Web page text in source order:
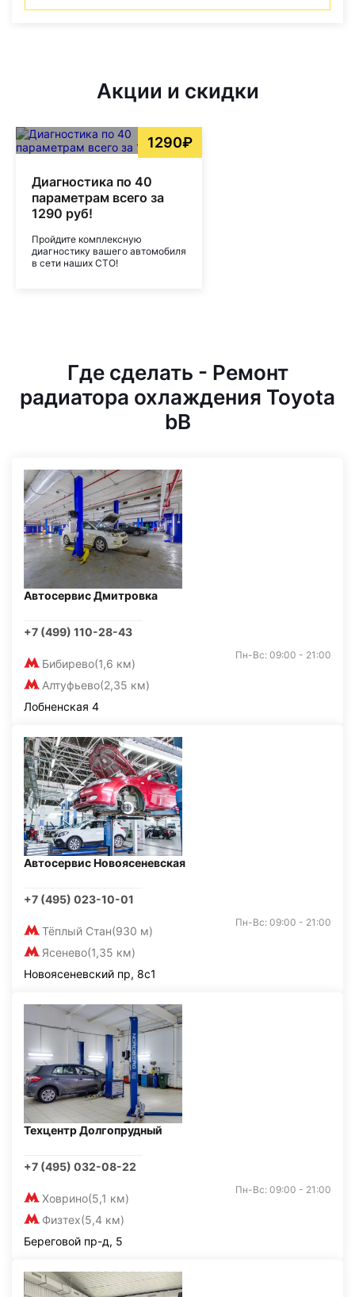
Акции и скидки
1290₽
Диагностика по 40
параметрам всего за
1290 руб!
Пройдите комплексную
диагностику вашего автомобиля
в сети наших СТО!
Где сделать - Ремонт
радиатора охлаждения Toyota
bB
Автосервис Дмитровка
+7 (499) 110-28-43
Бибирево(1,6 км)
Алтуфьево(2,35 км)
Пн-Вс: 09:00 - 21:00
Лобненская 4
Автосервис Новоясеневская
+7 (495) 023-10-01
Тёплый Стан(930 м)
Ясенево(1,35 км)
Пн-Вс: 09:00 - 21:00
Новоясеневский пр, 8с1
Техцентр Долгопрудный
+7 (495) 032-08-22
Ховрино(5,1 км)
Физтех(5,4 км)
Пн-Вс: 09:00 - 21:00
Береговой пр-д, 5